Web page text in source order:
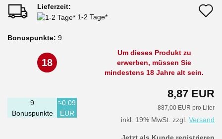
Lieferzeit:
1-2 Tage*
Bonuspunkte: 9
18
Um dieses Produkt zu
erwerben, müssen Sie
mindestens 18 Jahre alt sein.
8,87 EUR
887,00 EUR pro Liter
inkl. 19% MwSt. zzgl. Versand
9
Bonuspunkte
≈0,09
EUR
Jetzt als Kunde registrieren